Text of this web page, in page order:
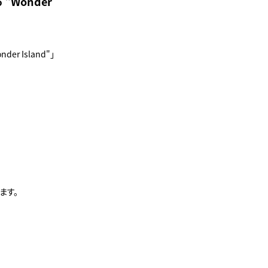
Island"」
。